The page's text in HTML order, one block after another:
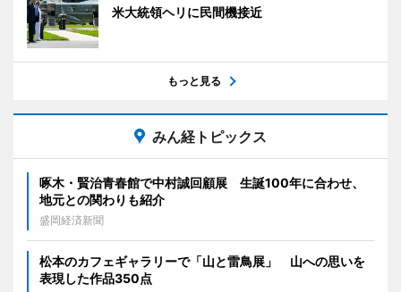
米大統領ヘリに民間機接近
もっと見る
みん経トピックス
啄木・賢治青春館で中村誠回顧展 生誕100年に合わせ、
地元との関わりも紹介
盛岡経済新聞
松本のカフェギャラリーで「山と雷鳥展」 山への思いを
表現した作品350点